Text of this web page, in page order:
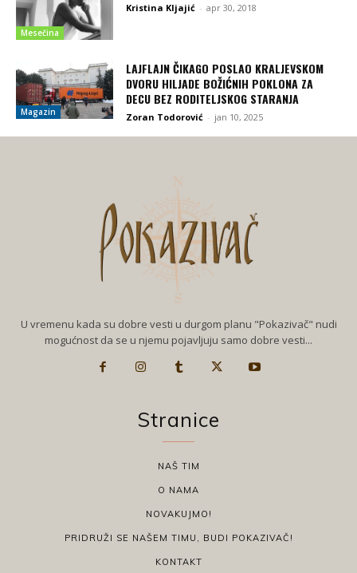
Mesečina
Kristina Kljajić - apr 30, 2018
Magazin
LAJFLAJN ČIKAGO POSLAO KRALJEVSKOM
DVORU HILJADE BOŽIĆNIH POKLONA ZA
DECU BEZ RODITELJSKOG STARANJA
Zoran Todorović - jan 10, 2025
U vremenu kada su dobre vesti u durgom planu "Pokazivač" nudi
mogućnost da se u njemu pojavljuju samo dobre vesti...
Stranice
NAŠ TIM
O NAMA
NOVAKUJMO!
PRIDRUŽI SE NAŠEM TIMU, BUDI POKAZIVAČ!
KONTAKT